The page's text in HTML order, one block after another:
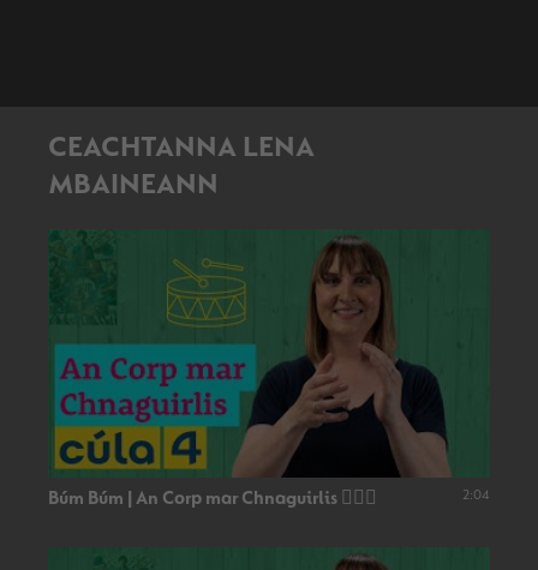
CEACHTANNA LENA
MBAINEANN
Búm Búm | An Corp mar Chnaguirlis 👂🏻🥁 2:04